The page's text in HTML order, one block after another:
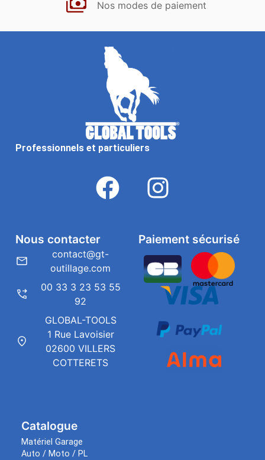
Nos modes de paiement
Professionnels et particuliers
Catalogue
Matériel Garage
Auto / Moto / PL
Paiement sécurisé
Nous contacter
contact@gt-
outillage.com
00 33 3 23 53 55
92
GLOBAL-TOOLS
1 Rue Lavoisier
02600 VILLERS
COTTERETS